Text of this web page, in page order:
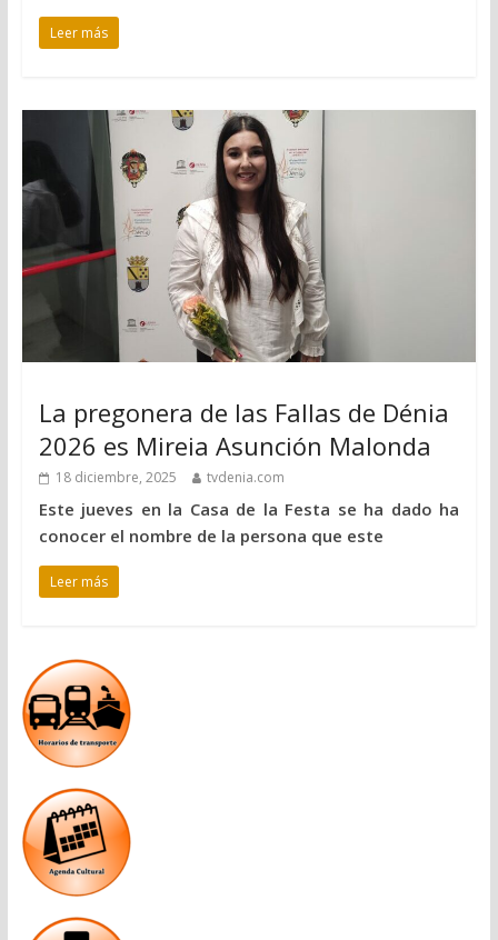
Leer más
La pregonera de las Fallas de Dénia
2026 es Mireia Asunción Malonda
18 diciembre, 2025 tvdenia.com
Este jueves en la Casa de la Festa se ha dado ha
conocer el nombre de la persona que este
Leer más